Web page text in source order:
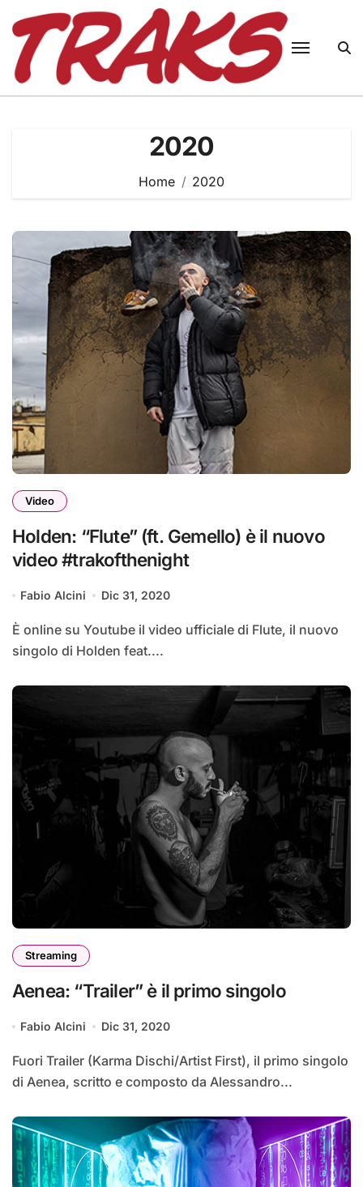
content
2020
Home 2020
Video
Holden: “Flute” (ft. Gemello) è il nuovo
video #trakofthenight
Fabio Alcini Dic 31, 2020
È online su Youtube il video ufficiale di Flute, il nuovo
singolo di Holden feat....
Streaming
Aenea: “Trailer” è il primo singolo
Fabio Alcini Dic 31, 2020
Fuori Trailer (Karma Dischi/Artist First), il primo singolo
di Aenea, scritto e composto da Alessandro...